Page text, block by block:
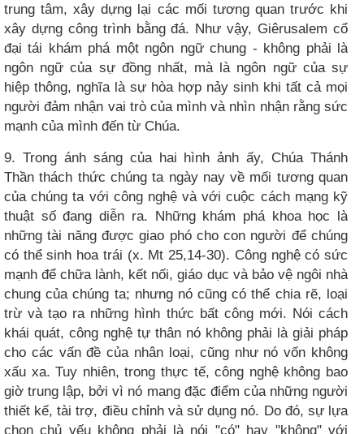
trung tâm, xây dựng lại các mối tương quan trước khi
xây dựng công trình bằng đá. Như vậy, Giêrusalem cổ
đại tái khám phá một ngôn ngữ chung - không phải là
ngôn ngữ của sự đồng nhất, mà là ngôn ngữ của sự
hiệp thông, nghĩa là sự hòa hợp nảy sinh khi tất cả mọi
người đảm nhận vai trò của mình và nhìn nhận rằng sức
mạnh của mình đến từ Chúa.
9. Trong ánh sáng của hai hình ảnh ấy, Chúa Thánh
Thần thách thức chúng ta ngày nay về mối tương quan
của chúng ta với công nghệ và với cuộc cách mạng kỹ
thuật số đang diễn ra. Những khám phá khoa học là
những tài năng được giao phó cho con người để chúng
có thể sinh hoa trái (x. Mt 25,14-30). Công nghệ có sức
mạnh để chữa lành, kết nối, giáo dục và bảo vệ ngôi nhà
chung của chúng ta; nhưng nó cũng có thể chia rẽ, loại
trừ và tạo ra những hình thức bất công mới. Nói cách
khái quát, công nghệ tự thân nó không phải là giải pháp
cho các vấn đề của nhân loại, cũng như nó vốn không
xấu xa. Tuy nhiên, trong thực tế, công nghệ không bao
giờ trung lập, bởi vì nó mang đặc điểm của những người
thiết kế, tài trợ, điều chỉnh và sử dụng nó. Do đó, sự lựa
chọn chủ yếu không phải là nói "có" hay "không" với